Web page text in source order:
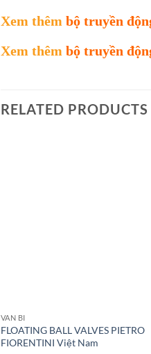
Xem thêm bộ truyền
Xem thêm bộ truyền
RELATED PRODUCTS
VAN BI
FLOATING BALL VALVES PIETRO
FIORENTINI Việt Nam